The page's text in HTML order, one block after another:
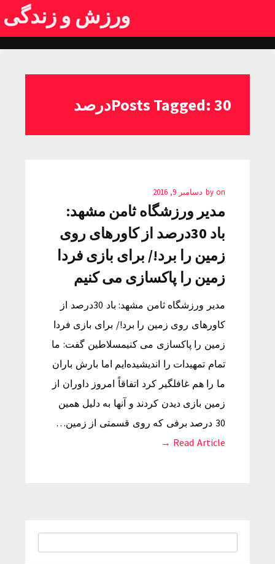
ورزش و زندگی
Posts Tagged: 30درصد
by on دسامبر 9, 2016
مدیر ورزشگاه ثامن مشهد:
باد 30درصد از کاورهای روی
زمین را برد!/ برای بازی فردا
زمین را پاکسازی می کنیم
مدیر ورزشگاه ثامن مشهد: باد 30درصد از
کاورهای روی زمین را برد!/ برای بازی فردا
زمین را پاکسازی می کنیمسلاطین گفت: ما
تمام تمهیدات را اندیشیده‌ایم اما بارش باران
ما را هم غافلگیر کرد اتفاقاً امروز داوران از
زمین بازی دیدن کردند و آنها به دلیل همین
30 درصد برفی که روی قسمتی از زمین…
Read Article →